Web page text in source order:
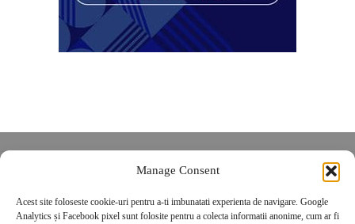
Manage Consent
Acest site foloseste cookie-uri pentru a-ti imbunatati experienta de navigare. Google
Analytics și Facebook pixel sunt folosite pentru a colecta informatii anonime, cum ar fi
POLITICĂ DE CONFIDENȚIALITATE